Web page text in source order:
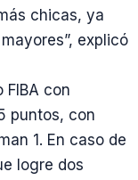
chicas, ya
explicó
FIBA con
puntos, con
1. En caso de
logre dos